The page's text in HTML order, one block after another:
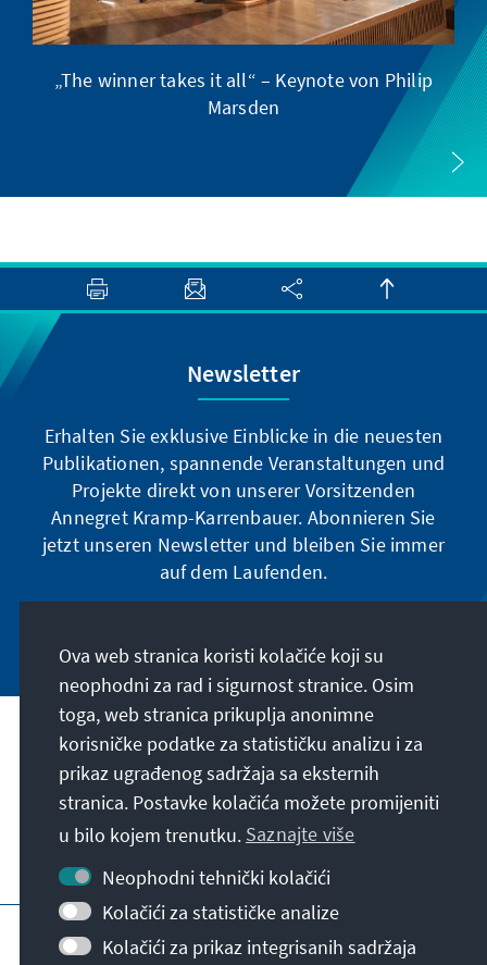
„The winner takes it all“ – Keynote von Philip
Marsden
Newsletter
Erhalten Sie exklusive Einblicke in die neuesten
Publikationen, spannende Veranstaltungen und
Projekte direkt von unserer Vorsitzenden
Annegret Kramp-Karrenbauer. Abonnieren Sie
jetzt unseren Newsletter und bleiben Sie immer
auf dem Laufenden.
Naša misija
Kontakt
Dodatne ponude fondacije
Impresum
Erklärung zur Barrierefreiheit
Barriere melden
Ova web stranica koristi kolačiće koji su
neophodni za rad i sigurnost stranice. Osim
toga, web stranica prikuplja anonimne
korisničke podatke za statističku analizu i za
prikaz ugrađenog sadržaja sa eksternih
stranica. Postavke kolačića možete promijeniti
u bilo kojem trenutku. Saznajte više
Neophodni tehnički kolačići
Kolačići za statističke analize
Kolačići za prikaz integrisanih sadržaja